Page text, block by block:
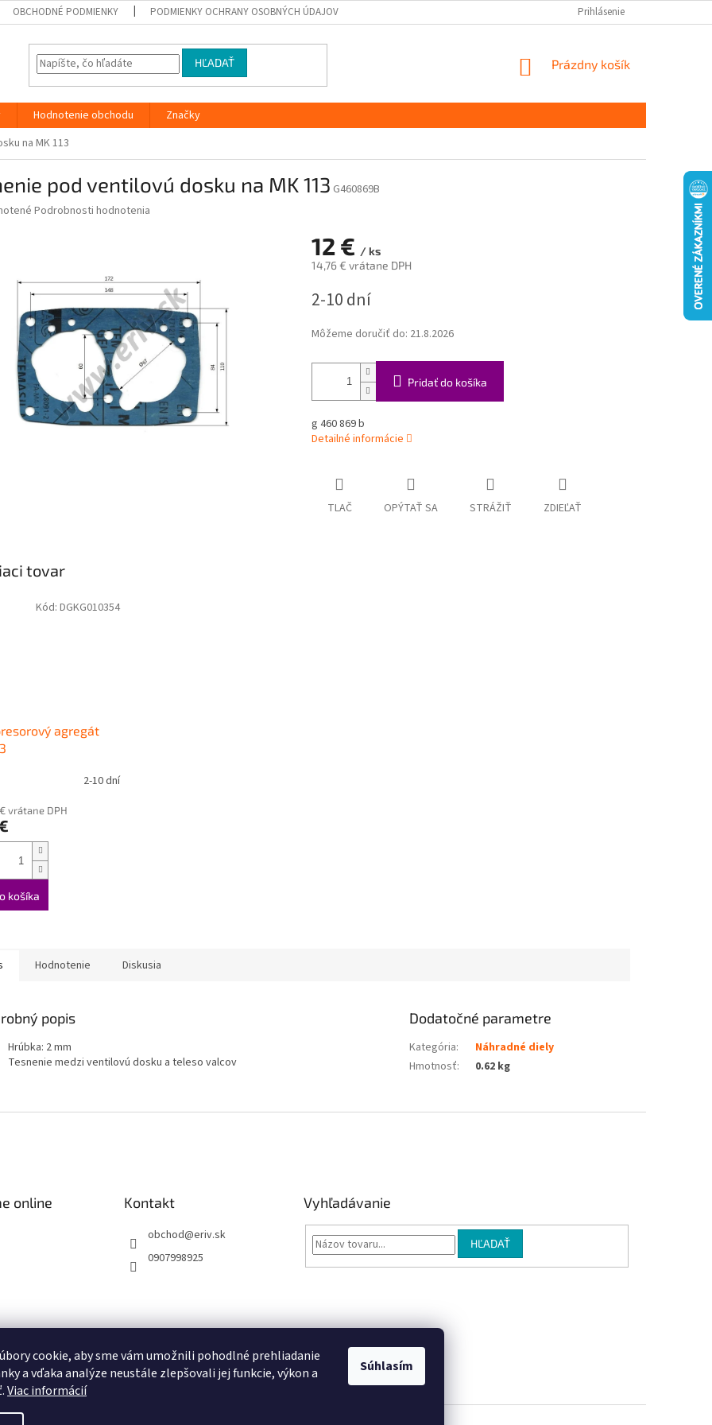
cookie, aby sme vám umožnili pohodlné prehliadanie
a vďaka analýze neustále zlepšovali jej funkcie, výkon a
Viac informácií
Súhlasím
OBCHODNÉ PODMIENKY PODMIENKY OCHRANY OSOBNÝCH ÚDAJOV Prihlásenie
HĽADAŤ
NÁKUPNÝ
Prázdny košík
Hodnotenie obchodu
Značky
na MK 113
pod ventilovú dosku na MK 113 G460869B
Podrobnosti hodnotenia
12 € / ks
14,76 € vrátane DPH
cena:
2-10 dní
Môžeme doručiť do: 21.8.2026
Pridať do košíka
g 460 869 b
Detailné informácie
TLAČ OPÝTAŤ SA STRÁŽIŤ ZDIEĽAŤ
tovar
agregát
2-10 dní
vrátane DPH
košíka
Kód: DGKG010354
Hodnotenie Diskusia
popis
Hrúbka: 2 mm
Tesnenie medzi ventilovú dosku a teleso valcov
Dodatočné parametre
Kategória:
Náhradné diely
Hmotnosť: 0.62 kg
online
Kontakt
obchod@eriv.sk
0907998925
Vyhľadávanie
HĽADAŤ
Obchodné podmienky